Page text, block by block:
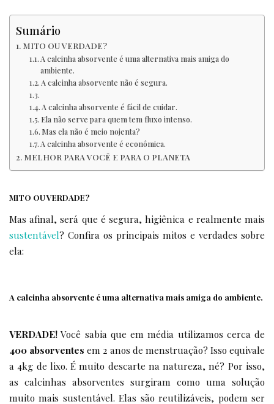
Sumário
MITO OU VERDADE?
A calcinha absorvente é uma alternativa mais amiga do
ambiente.
A calcinha absorvente não é segura.
A calcinha absorvente é fácil de cuidar.
Ela não serve para quem tem fluxo intenso.
Mas ela não é meio nojenta?
A calcinha absorvente é econômica.
MELHOR PARA VOCÊ E PARA O PLANETA
MITO OU VERDADE?
Mas afinal, será que é segura, higiênica e realmente mais
sustentável? Confira os principais mitos e verdades sobre
ela:
A calcinha absorvente é uma alternativa mais amiga do ambiente.
VERDADE! Você sabia que em média utilizamos cerca de
400 absorventes em 2 anos de menstruação? Isso equivale
a 4kg de lixo. É muito descarte na natureza, né? Por isso,
as calcinhas absorventes surgiram como uma solução
muito mais sustentável. Elas são reutilizáveis, podem ser